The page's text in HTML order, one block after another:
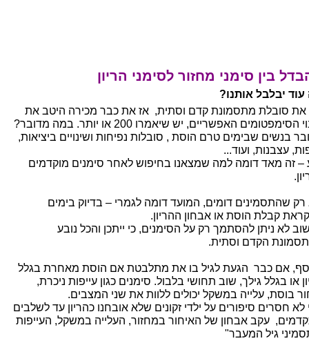
בין סימני מחזור לסימני הריון
יבלבל אותנו?
סובלת מתסמונת קדם וסתית, אז את כבר מכירה היטב את
ריבוי הסימפטומים האפשריים, יש שיאמרו 200 או יותר. במה מדובר?
בנשים שבימים טרם הוסת , סובלות נפיחות ושינויים ביציאות,
עצבנות, ועוד...
– זה מאד דומה למה שמצאנו בחיפוש לאחר סימנים מוקדמים
רק שהתסמינים דומים, המועד דומה לגמרי – בדיוק בימים
קבלת הוסת או אבחון ההריון.
לא ניתן להסתמך רק על הסימנים, כי ייתכן והכל נובע
הקדם וסתית.
אם כבר הגעת לגיל בו את מתלבטת אם הוסת מאחרת בגלל
או בגלל גילך, שוב תחושי בלבול. סימנים כגון עייפות ניכרת,
בוסת, עלייה במשקל יכולים ללוות את שני המצבים.
לא חסרים סיפורים על ילדי זקונים שלא אובחנו כהריון עד לשלבים
עקב אבחון של האיחור במחזור, העלייה במשקל, העייפות
גיל המעבר"